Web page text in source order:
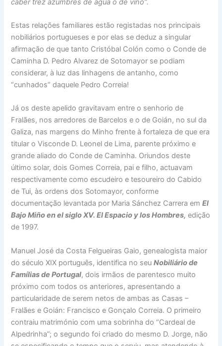
caber trez azumbres de agua o de vino”.
Estas relações familiares estão registadas nos principais
nobiliários portugueses e por elas se deduz a singular
afirmação de que tanto Cristóbal Colón como o Conde de
Caminha D. Pedro Alvarez de Sotomayor se podiam
considerar, à luz das linhagens de antanho, como
“cunhados” daquele Pedro Correia!
Já os deste apelido gravitavam entre o senhorio de
Fralães, nos arredores de Barcelos e o de Goián, no sul da
Galiza, nas margens do Minho frente à fortaleza de que era
titular o Visconde D. Leonel de Lima, parente próximo e
grande aliado do Conde de Caminha. Oriundos deste
último solar, dois Gomes Correia, pai e filho, actuavam
respectivamente como escudeiro e tesoureiro do Cabido
de Tui, às ordens dos Sotomayor, conforme
documentação levantada por Maria Sánchez Carrera emEl
Bajo Miño en el siglo XV. El Espacio y los Hombres, edição
de 1997.
Manuel José da Costa Felgueiras Gaio, genealogista maior
do século XIX português, identifica no seuNobiliário de
Famílias de Portugal, dois irmãos de parentesco muito
próximo com todos os anteriores, apresentando a
particularidade de serem netos de ambas as Casas –
Fralães e Goián: Francisco e Gonçalo Correia. O primeiro
contraiu matrimónio com uma sobrinha do “Cardeal de
Alpedrinha”; o segundo foi criado do mesmo D. Jorge, não